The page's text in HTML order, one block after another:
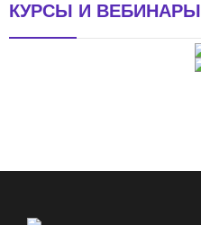
КУРСЫ И ВЕБИНАРЫ